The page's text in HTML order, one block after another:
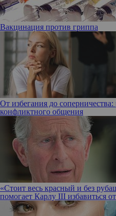
Вакцинация против гриппа
От избегания до соперничества:
конфликтного общения
«Стоит весь красный и без
помогает Карлу III избавиться